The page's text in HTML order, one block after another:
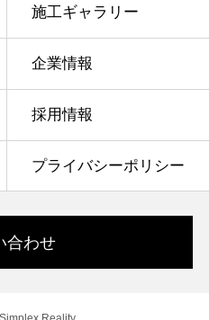
施工ギャラリー
企業情報
採用情報
プライバシーポリシー
合わせ